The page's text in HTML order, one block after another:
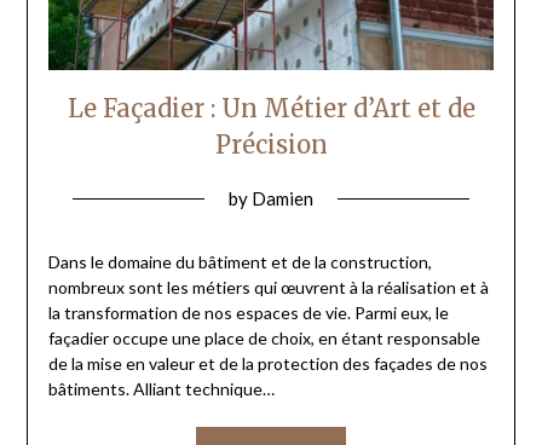
Le Façadier : Un Métier d’Art et de
Précision
by Damien
Dans le domaine du bâtiment et de la construction,
nombreux sont les métiers qui œuvrent à la réalisation et à
la transformation de nos espaces de vie. Parmi eux, le
façadier occupe une place de choix, en étant responsable
de la mise en valeur et de la protection des façades de nos
bâtiments. Alliant technique…